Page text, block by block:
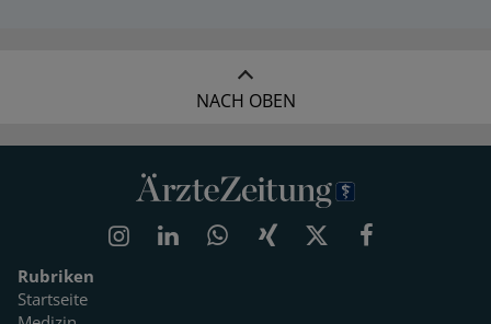
NACH OBEN
Rubriken
Startseite